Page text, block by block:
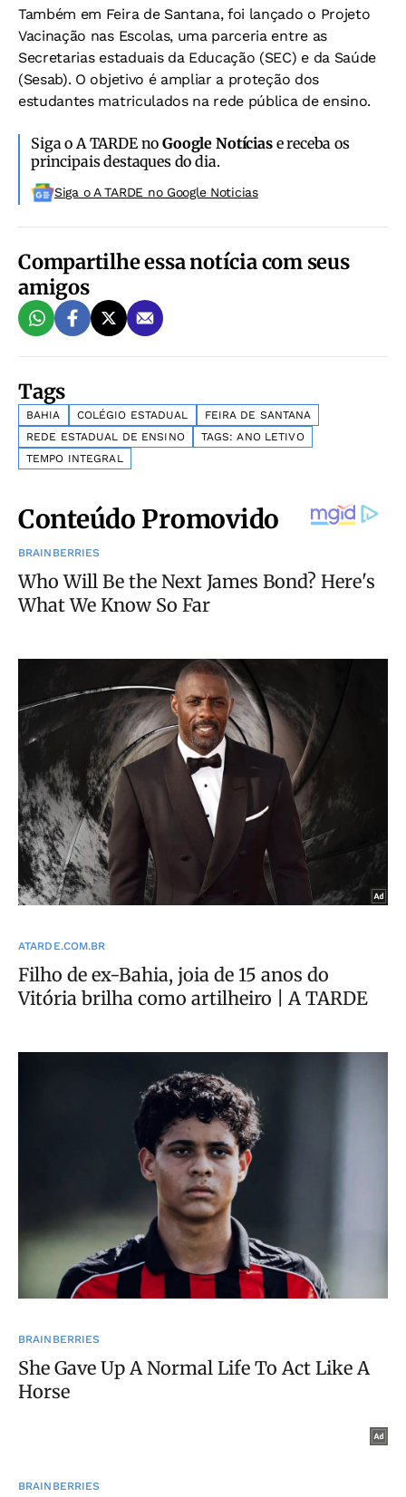
Também em Feira de Santana, foi lançado o Projeto
Vacinação nas Escolas, uma parceria entre as
Secretarias estaduais da Educação (SEC) e da Saúde
(Sesab). O objetivo é ampliar a proteção dos
estudantes matriculados na rede pública de ensino.
Siga o A TARDE noGoogle Notíciase receba os
principais destaques do dia.
Siga o A TARDE no Google Noticias
Compartilhe essa notícia com seus
amigos
Tags
BAHIA COLÉGIO ESTADUAL
FEIRA DE SANTANA
REDE ESTADUAL DE ENSINO
TAGS: ANO LETIVO
TEMPO INTEGRAL